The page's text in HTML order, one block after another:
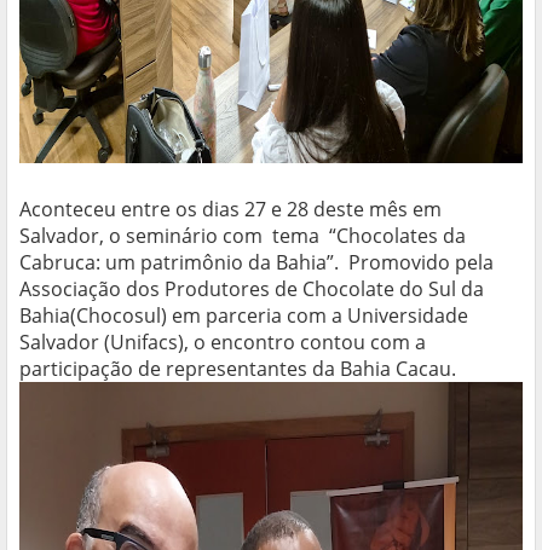
Aconteceu entre os dias 27 e 28 deste mês em
Salvador, o seminário com tema “Chocolates da
Cabruca: um patrimônio da Bahia”. Promovido pela
Associação dos Produtores de Chocolate do Sul da
Bahia(Chocosul) em parceria com a Universidade
Salvador (Unifacs), o encontro contou com a
participação de representantes da Bahia Cacau.